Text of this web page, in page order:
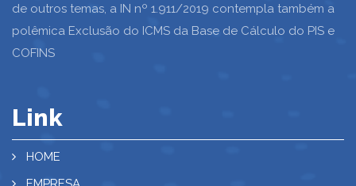
de outros temas, a IN nº 1.911/2019 contempla também a
polêmica Exclusão do ICMS da Base de Cálculo do PIS e
COFINS
Link
HOME